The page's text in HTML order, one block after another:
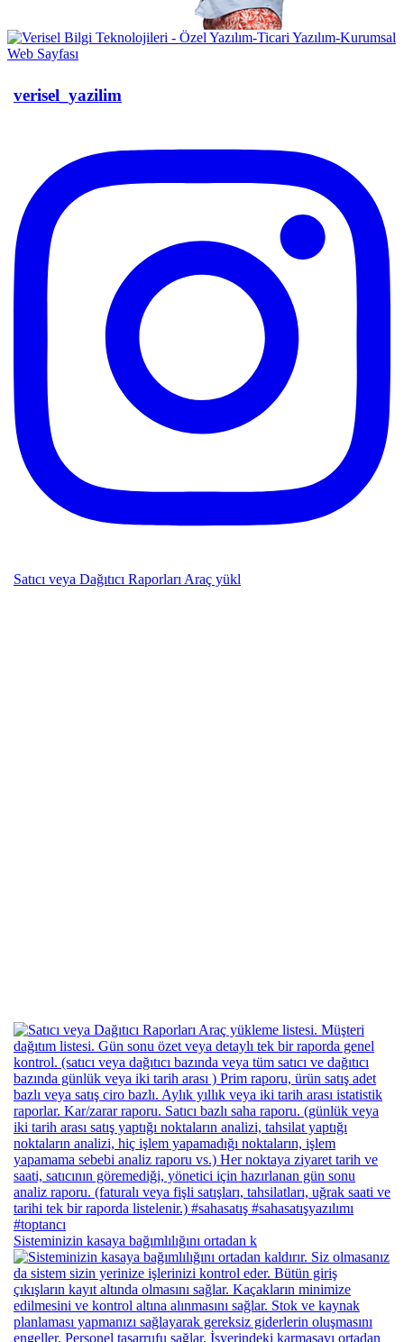
verisel_yazilim
Satıcı veya Dağıtıcı Raporları Araç yükl
Sisteminizin kasaya bağımlılığını ortadan k